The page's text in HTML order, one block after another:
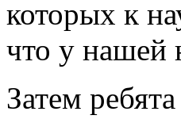
которых к
что у нашей
Затем